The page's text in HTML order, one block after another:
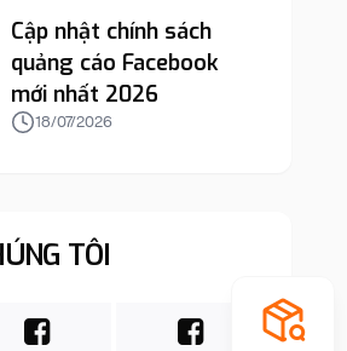
Cập nhật chính sách
quảng cáo Facebook
mới nhất 2026
18/07/2026
TÔI